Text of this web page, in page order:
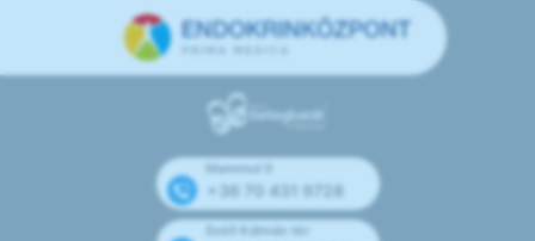
Mammut II
+36 70 431 9728
Széll Kálmán tér